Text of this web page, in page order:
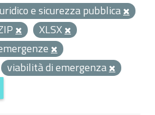
e sicurezza pubblica
XLSX
viabilità di emergenza